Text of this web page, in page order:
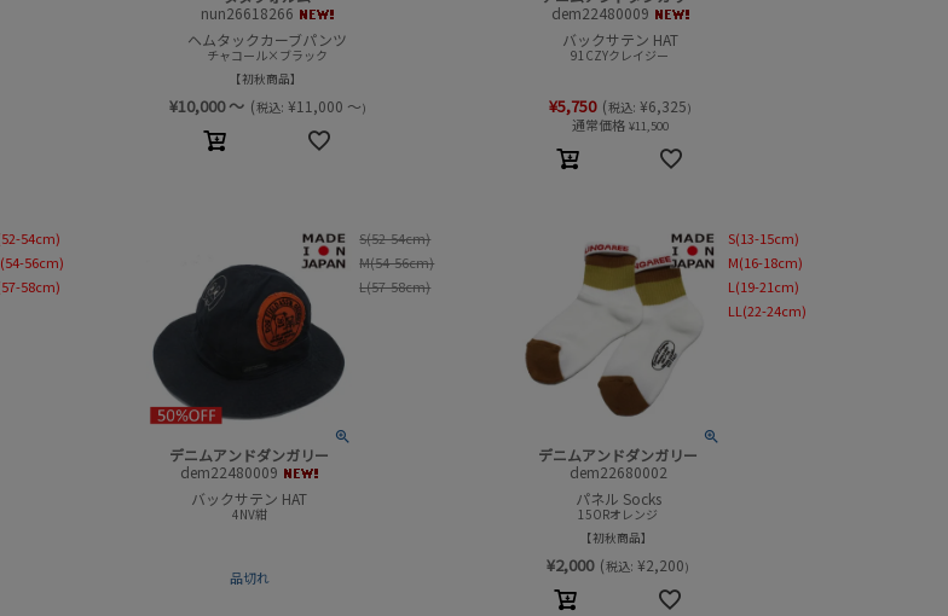
nun26618266
ヘムタックカーブパンツ
チャコール×ブラック
初秋商品
¥10,000～ (税込: ¥11,000 ～)
dem22480009
バックサテン HAT
91CZYクレイジー
¥5,750 (税込: ¥6,325)
通常価格 ¥11,500
54cm)
56cm)
58cm)
デニムアンドダンガリー
dem22480009
バックサテン HAT
4NV紺
品切れ
S(52-54cm)
M(54-56cm)
L(57-58cm)
デニムアンドダンガリー
dem22680002
パネル Socks
15ORオレンジ
初秋商品
¥2,000 (税込: ¥2,200)
S(13-15cm)
M(16-18cm)
L(19-21cm)
LL(22-24cm)